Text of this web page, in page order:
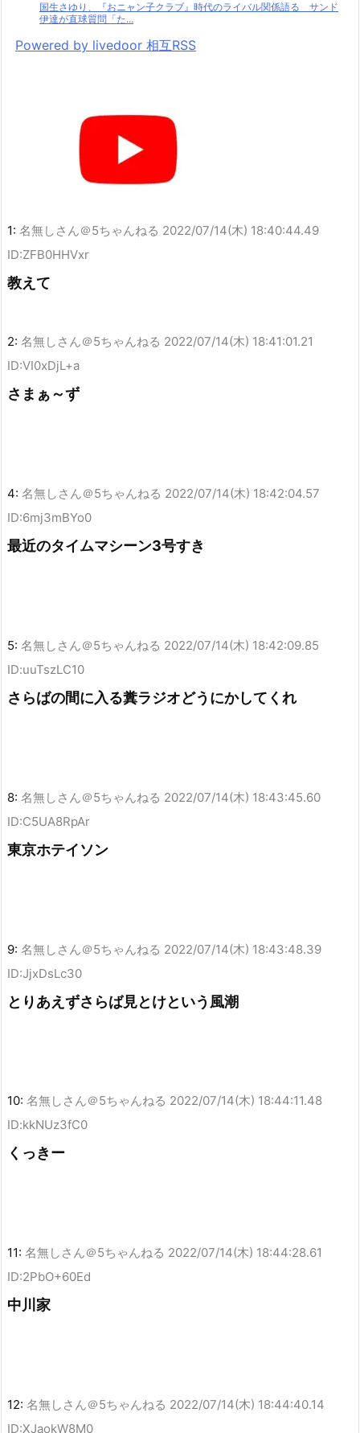
国生さゆり、『おニャン子クラブ』時代のライバル関係語る サンド
伊達が直球質問「た...
Powered by livedoor 相互RSS
1: 名無しさん＠5ちゃんねる 2022/07/14(木) 18:40:44.49
ID:ZFB0HHVxr
教えて
2: 名無しさん＠5ちゃんねる 2022/07/14(木) 18:41:01.21
ID:VI0xDjL+a
さまぁ～ず
4: 名無しさん＠5ちゃんねる 2022/07/14(木) 18:42:04.57
ID:6mj3mBYo0
最近のタイムマシーン3号すき
5: 名無しさん＠5ちゃんねる 2022/07/14(木) 18:42:09.85
ID:uuTszLC10
さらばの間に入る糞ラジオどうにかしてくれ
8: 名無しさん＠5ちゃんねる 2022/07/14(木) 18:43:45.60
ID:C5UA8RpAr
東京ホテイソン
9: 名無しさん＠5ちゃんねる 2022/07/14(木) 18:43:48.39
ID:JjxDsLc30
とりあえずさらば見とけという風潮
10: 名無しさん＠5ちゃんねる 2022/07/14(木) 18:44:11.48
ID:kkNUz3fC0
くっきー
11: 名無しさん＠5ちゃんねる 2022/07/14(木) 18:44:28.61
ID:2PbO+60Ed
中川家
12: 名無しさん＠5ちゃんねる 2022/07/14(木) 18:44:40.14
ID:XJaokW8M0